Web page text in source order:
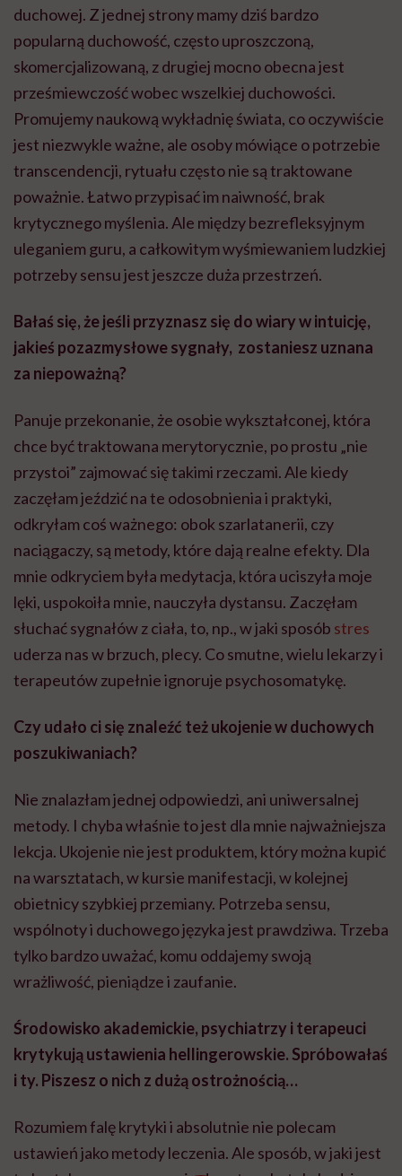
duchowej. Z jednej strony mamy dziś bardzo
popularną duchowość, często uproszczoną,
skomercjalizowaną, z drugiej mocno obecna jest
prześmiewczość wobec wszelkiej duchowości.
Promujemy naukową wykładnię świata, co oczywiście
jest niezwykle ważne, ale osoby mówiące o potrzebie
transcendencji, rytuału często nie są traktowane
poważnie. Łatwo przypisać im naiwność, brak
krytycznego myślenia. Ale między bezrefleksyjnym
uleganiem guru, a całkowitym wyśmiewaniem ludzkiej
potrzeby sensu jest jeszcze duża przestrzeń.
Bałaś się, że jeśli przyznasz się do wiary w intuicję,
jakieś pozazmysłowe sygnały, zostaniesz uznana
za niepoważną?
Panuje przekonanie, że osobie wykształconej, która
chce być traktowana merytorycznie, po prostu „nie
przystoi” zajmować się takimi rzeczami. Ale kiedy
zaczęłam jeździć na te odosobnienia i praktyki,
odkryłam coś ważnego: obok szarlatanerii, czy
naciągaczy, są metody, które dają realne efekty. Dla
mnie odkryciem była medytacja, która uciszyła moje
lęki, uspokoiła mnie, nauczyła dystansu. Zaczęłam
słuchać sygnałów z ciała, to, np., w jaki sposób stres
uderza nas w brzuch, plecy. Co smutne, wielu lekarzy i
terapeutów zupełnie ignoruje psychosomatykę.
Czy udało ci się znaleźć też ukojenie w duchowych
poszukiwaniach?
Nie znalazłam jednej odpowiedzi, ani uniwersalnej
metody. I chyba właśnie to jest dla mnie najważniejsza
lekcja. Ukojenie nie jest produktem, który można kupić
na warsztatach, w kursie manifestacji, w kolejnej
obietnicy szybkiej przemiany. Potrzeba sensu,
wspólnoty i duchowego języka jest prawdziwa. Trzeba
tylko bardzo uważać, komu oddajemy swoją
wrażliwość, pieniądze i zaufanie.
Środowisko akademickie, psychiatrzy i terapeuci
krytykują ustawienia hellingerowskie. Spróbowałaś
i ty. Piszesz o nich z dużą ostrożnością…
Rozumiem falę krytyki i absolutnie nie polecam
ustawień jako metody leczenia. Ale sposób, w jaki jest